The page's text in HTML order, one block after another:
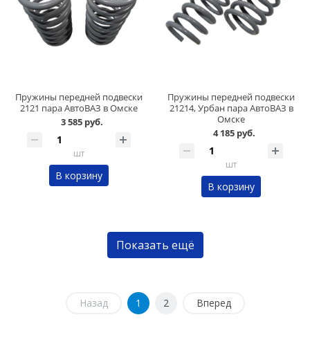
Пружины передней подвески
2121 пара АвтоВАЗ в Омске
3 585 руб.
шт
В корзину
Пружины передней подвески
21214, Урбан пара АвтоВАЗ в
Омске
4 185 руб.
шт
В корзину
Показать ещё
Назад 1 2 Вперед